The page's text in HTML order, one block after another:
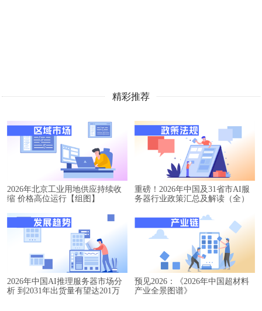
精彩推荐
2026年北京工业用地供应持续收
缩 价格高位运行【组图】
重磅！2026年中国及31省市AI服
务器行业政策汇总及解读（全）
2026年中国AI推理服务器市场分
析 到2031年出货量有望达201万
预见2026：《2026年中国超材料
产业全景图谱》